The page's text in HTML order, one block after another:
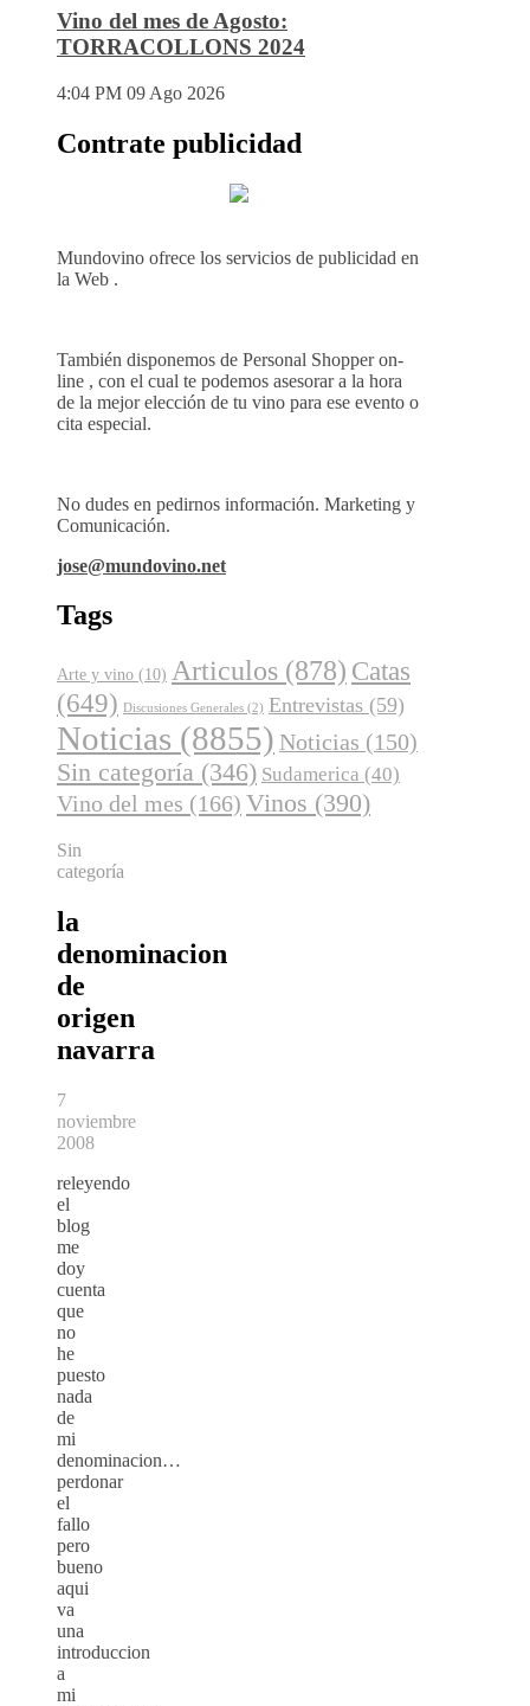
Vino del mes de Agosto:
TORRACOLLONS 2024
4:04 PM 09 Ago 2026
Contrate publicidad
Mundovino ofrece los servicios de publicidad en
la Web .
También disponemos de Personal Shopper on-
line , con el cual te podemos asesorar a la hora
de la mejor elección de tu vino para ese evento o
cita especial.
No dudes en pedirnos información. Marketing y
Comunicación.
jose@mundovino.net
Tags
Arte y vino (10) Articulos (878) Catas
(649) Discusiones Generales (2) Entrevistas (59)
Noticias (8855) Noticias (150)
Sin categoría (346) Sudamerica (40)
Vino del mes (166) Vinos (390)
Sin
categoría
la
denominacion
de
origen
navarra
7
noviembre
2008
releyendo
el
blog
me
doy
cuenta
que
no
he
puesto
nada
de
mi
denominacion…
perdonar
el
fallo
pero
bueno
aqui
va
una
introduccion
a
mi